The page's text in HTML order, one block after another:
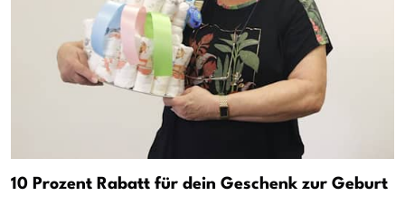
10 Prozent Rabatt für dein Geschenk zur Geburt